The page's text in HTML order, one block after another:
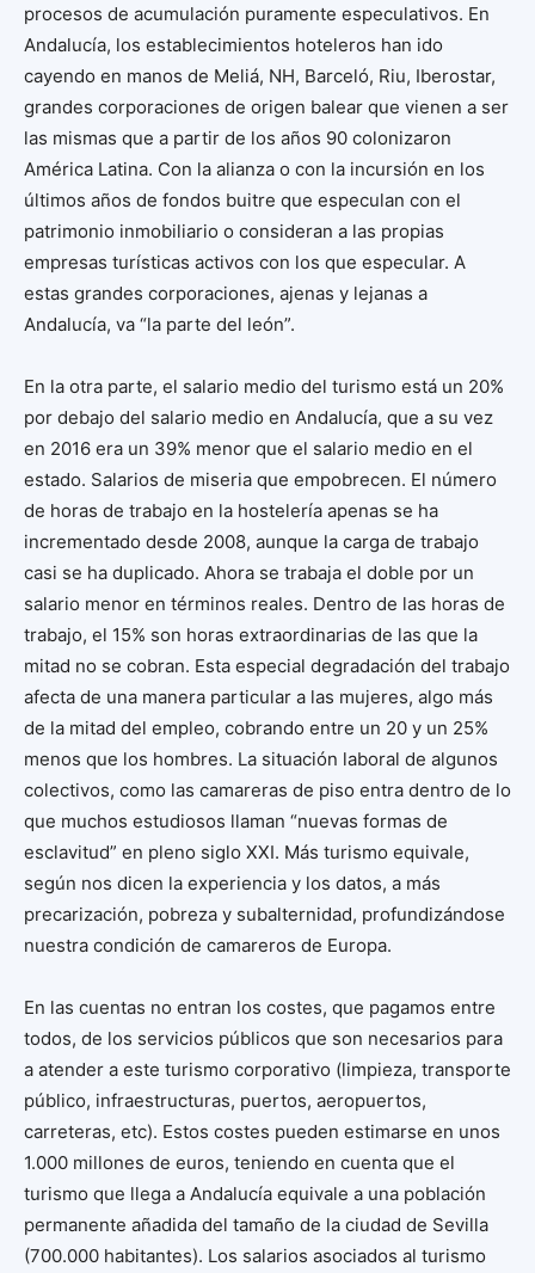
procesos de acumulación puramente especulativos. En
Andalucía, los establecimientos hoteleros han ido
cayendo en manos de Meliá, NH, Barceló, Riu, Iberostar,
grandes corporaciones de origen balear que vienen a ser
las mismas que a partir de los años 90 colonizaron
América Latina. Con la alianza o con la incursión en los
últimos años de fondos buitre que especulan con el
patrimonio inmobiliario o consideran a las propias
empresas turísticas activos con los que especular. A
estas grandes corporaciones, ajenas y lejanas a
Andalucía, va “la parte del león”.
En la otra parte, el salario medio del turismo está un 20%
por debajo del salario medio en Andalucía, que a su vez
en 2016 era un 39% menor que el salario medio en el
estado. Salarios de miseria que empobrecen. El número
de horas de trabajo en la hostelería apenas se ha
incrementado desde 2008, aunque la carga de trabajo
casi se ha duplicado. Ahora se trabaja el doble por un
salario menor en términos reales. Dentro de las horas de
trabajo, el 15% son horas extraordinarias de las que la
mitad no se cobran. Esta especial degradación del trabajo
afecta de una manera particular a las mujeres, algo más
de la mitad del empleo, cobrando entre un 20 y un 25%
menos que los hombres. La situación laboral de algunos
colectivos, como las camareras de piso entra dentro de lo
que muchos estudiosos llaman “nuevas formas de
esclavitud” en pleno siglo XXI. Más turismo equivale,
según nos dicen la experiencia y los datos, a más
precarización, pobreza y subalternidad, profundizándose
nuestra condición de camareros de Europa.
En las cuentas no entran los costes, que pagamos entre
todos, de los servicios públicos que son necesarios para
a atender a este turismo corporativo (limpieza, transporte
público, infraestructuras, puertos, aeropuertos,
carreteras, etc). Estos costes pueden estimarse en unos
1.000 millones de euros, teniendo en cuenta que el
turismo que llega a Andalucía equivale a una población
permanente añadida del tamaño de la ciudad de Sevilla
(700.000 habitantes). Los salarios asociados al turismo